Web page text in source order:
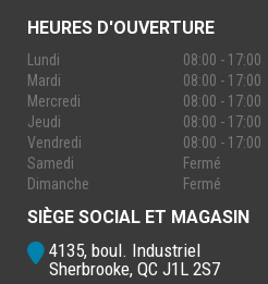
HEURES D'OUVERTURE
Lundi
08:00 - 17:00
Mardi
08:00 - 17:00
Mercredi
08:00 - 17:00
Jeudi
08:00 - 17:00
Vendredi
08:00 - 17:00
Samedi
Fermé
Dimanche
Fermé
SIÈGE SOCIAL ET MAGASIN
4135, boul. Industriel
Sherbrooke, QC J1L 2S7